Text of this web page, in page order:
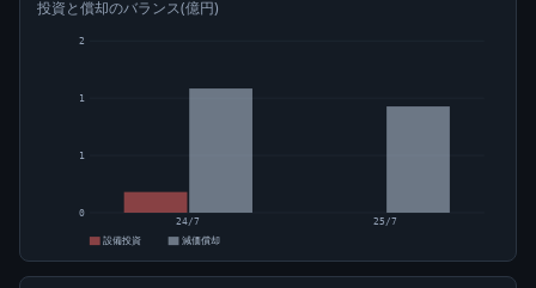
投資と償却のバランス(億円)
0
1
1
2
24/7
25/7
設備投資
減価償却